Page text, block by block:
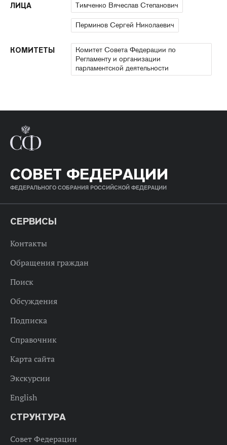
ЛИЦА Тимченко Вячеслав Степанович
Перминов Сергей Николаевич
КОМИТЕТЫ
Комитет Совета Федерации по
Регламенту и организации
парламентской деятельности
СОВЕТ ФЕДЕРАЦИИ
ФЕДЕРАЛЬНОГО СОБРАНИЯ РОССИЙСКОЙ ФЕДЕРАЦИИ
СЕРВИСЫ
Контакты
Обращения граждан
Поиск
Обсуждения
Подписка
Справочник
Карта сайта
Экскурсии
English
СТРУКТУРА
Совет Федерации